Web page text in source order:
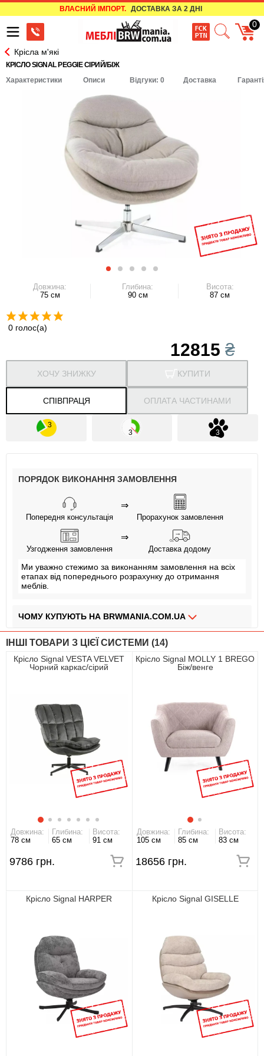
ВЛАСНИЙ ІМПОРТ. ДОСТАВКА ЗА 2 ДНІ
0
Крісла м'які
КРІСЛО SIGNAL PEGGIE СІРИЙ/БІЖ
Характеристики
Описи Відгуки: 0 Доставка
Довжина:
75 см
Глибина:
90 см
Висота:
87 см
0 голос(а)
12815 ₴
КУПИТИ
СПІВПРАЦЯ
ХОЧУ ЗНИЖКУ
ОПЛАТА ЧАСТИНАМИ
ПОРЯДОК ВИКОНАННЯ ЗАМОВЛЕННЯ
Попередня консультація
⇒
Прорахунок замовлення
Узгодження замовлення
⇒
Доставка додому
Ми уважно стежимо за виконанням замовлення на всіх
етапах від попереднього розрахунку до отримання
меблів.
ЧОМУ КУПУЮТЬ НА BRWMANIA.COM.UA
МЕБЛІ НА БУДЬ ЯКИЙ СМАК
ДОСТАВКА ЗА 2 ДНІ
СПЛАЧУЙ АВАНС, А РЕШТУ ПРИ ОТРИМАННІ
ЗБІРКА МЕБЛІВ
99,9% ЗАДОВОЛЕНИХ КЛІЄНТІВ
ІНШІ ТОВАРИ З ЦІЄЇ СИСТЕМИ (14)
Крісло Signal VESTA VELVET
Чорний каркас/сірий
Довжина:
78 см
Глибина:
65 см
Висота:
91 см
9786 грн.
Крісло Signal MOLLY 1 BREGO
Біж/венге
Довжина:
105 см
Глибина:
85 см
Висота:
83 см
18656 грн.
Крісло Signal HARPER Крісло Signal GISELLE